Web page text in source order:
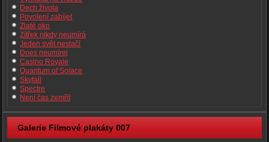
Dech života
Povolení zabíjet
Zlaté oko
Zítřek nikdy neumírá
Jeden svět nestačí
Dnes neumírej
Casino Royale
Quantum of Solace
Skyfall
Spectre
Není čas zemřít
Galerie Filmové plakáty 007